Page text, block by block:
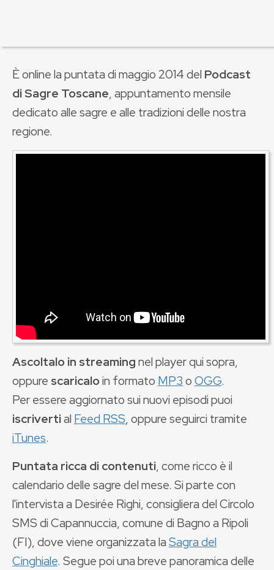
È online la puntata di maggio 2014 del Podcast
di Sagre Toscane, appuntamento mensile
dedicato alle sagre e alle tradizioni delle nostra
regione.
Ascoltalo in streamingnel player qui sopra,
oppure scaricaloin formato MP3oOGG.
Per essere aggiornato sui nuovi episodi puoi
iscrivertial Feed RSS, oppure seguirci tramite
iTunes.
Puntata ricca di contenuti, come ricco è il
calendario delle sagre del mese. Si parte con
l'intervista a Desirée Righi, consigliera del Circolo
SMS di Capannuccia, comune di Bagno a Ripoli
(FI), dove viene organizzata laSagra del
Cinghiale. Segue poi una breve panoramica delle